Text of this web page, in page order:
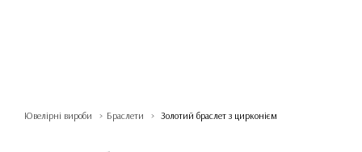
Ювелірні вироби Браслети Золотий браслет з цирконієм